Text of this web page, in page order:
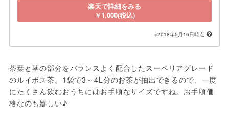
楽天で詳細をみる
￥1,000(税込)
※2018年5月16日時点
茶葉と茎の部分をバランスよく配合したスーペリアグレード
のルイボス茶。1袋で3～4L分のお茶が抽出できるので、一度
にたくさん飲むおうちにはお手頃なサイズですね。お手頃価
格なのも嬉しい♪